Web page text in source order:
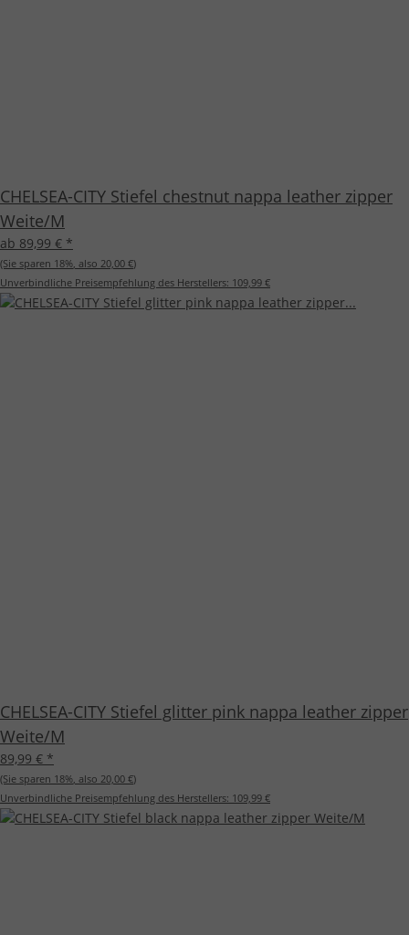
CHELSEA-CITY Stiefel chestnut nappa leather zipper
Weite/M
ab 89,99 € *
(Sie sparen 18%, also 20,00 €)
Unverbindliche Preisempfehlung des Herstellers: 109,99 €
CHELSEA-CITY Stiefel glitter pink nappa leather zipper
Weite/M
89,99 € *
(Sie sparen 18%, also 20,00 €)
Unverbindliche Preisempfehlung des Herstellers: 109,99 €